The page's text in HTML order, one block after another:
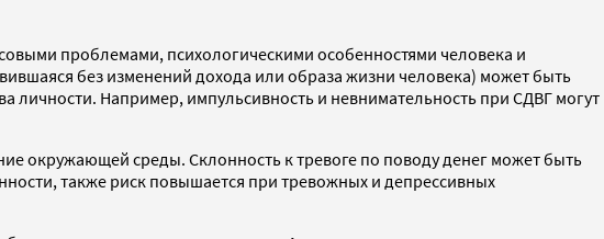
проблемами, психологическими особенностями человека и
без изменений дохода или образа жизни человека) может быть
личности. Например, импульсивность и невнимательность при СДВГ могут
окружающей среды. Склонность к тревоге по поводу денег может быть
также риск повышается при тревожных и депрессивных